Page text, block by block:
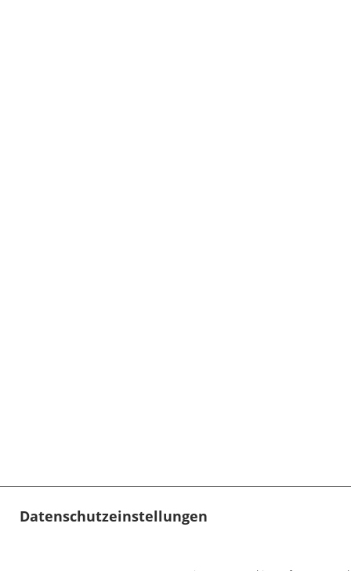
Datenschutzeinstellungen